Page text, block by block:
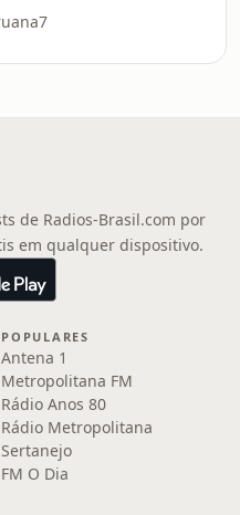
de Radios-Brasil.com por
em qualquer dispositivo.
POPULARES
Antena 1
Metropolitana FM
Rádio Anos 80
Rádio Metropolitana
Sertanejo
FM O Dia